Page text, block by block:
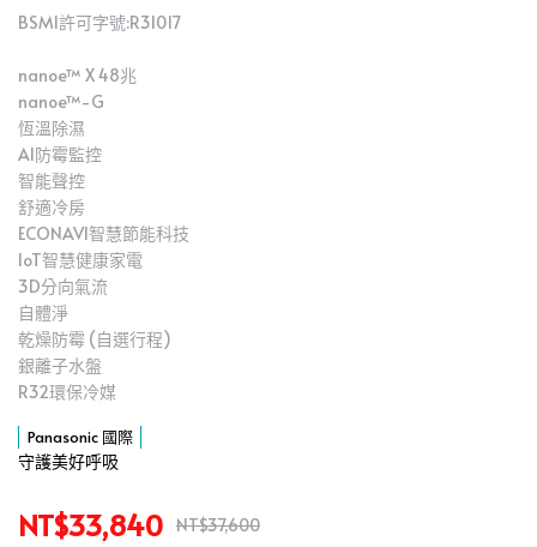
BSMI許可字號:R31017
nanoe™ X 48兆
nanoe™-G
恆溫除濕
AI防霉監控
智能聲控
舒適冷房
ECONAVI智慧節能科技
IoT智慧健康家電
3D分向氣流
自體淨
乾燥防霉 (自選行程)
銀離子水盤
R32環保冷媒
Panasonic 國際
守護美好呼吸
NT$33,840 NT$37,600